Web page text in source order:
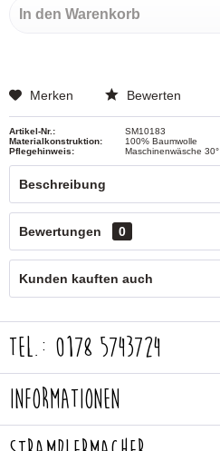
In den Warenkorb
Merken Bewerten
Artikel-Nr.:
SM10183
Materialkonstruktion:
100% Baumwolle
Pflegehinweis:
Maschinenwäsche 30°
Beschreibung
Bewertungen 0
Kunden kauften auch
Tel.: 0178 5743724
Informationen